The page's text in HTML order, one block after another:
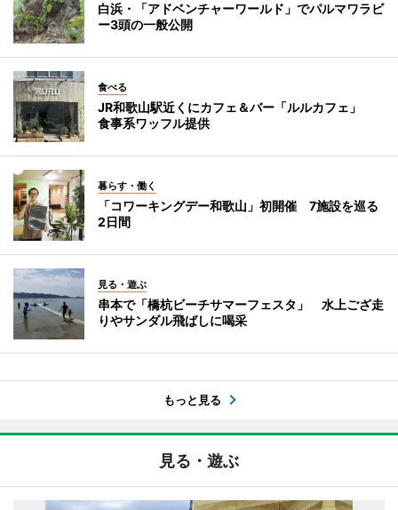
白浜・「アドベンチャーワールド」でパルマワラビ
ー3頭の一般公開
食べる
JR和歌山駅近くにカフェ＆バー「ルルカフェ」
食事系ワッフル提供
暮らす・働く
「コワーキングデー和歌山」初開催 7施設を巡る
2日間
見る・遊ぶ
串本で「橋杭ビーチサマーフェスタ」 水上ござ走
りやサンダル飛ばしに喝采
もっと見る
見る・遊ぶ